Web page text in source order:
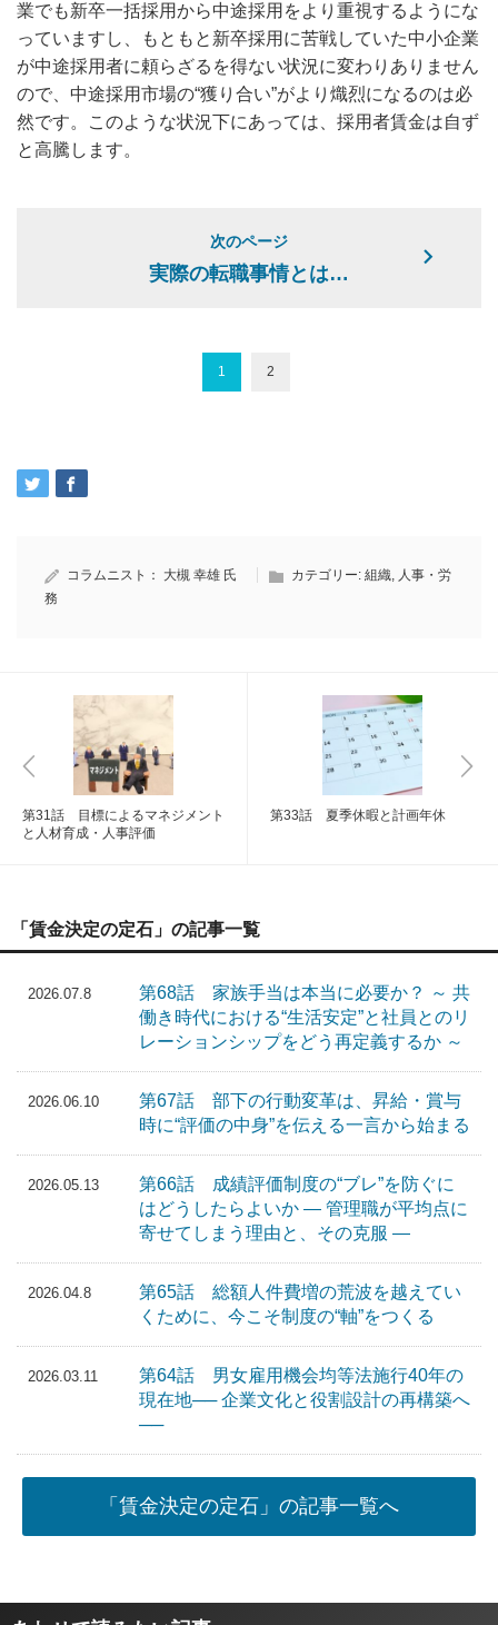
業でも新卒一括採用から中途採用をより重視するようにな
っていますし、もともと新卒採用に苦戦していた中小企業
が中途採用者に頼らざるを得ない状況に変わりありません
ので、中途採用市場の“獲り合い”がより熾烈になるのは必
然です。このような状況下にあっては、採用者賃金は自ず
と高騰します。
次のページ
実際の転職事情とは…
1 2
コラムニスト： 大槻 幸雄 氏 カテゴリー: 組織, 人事・労
務
第31話 目標によるマネジメント
と人材育成・人事評価
第33話 夏季休暇と計画年休
「賃金決定の定石」の記事一覧
2026.07.8
第68話 家族手当は本当に必要か？ ～ 共
働き時代における“生活安定”と社員とのリ
レーションシップをどう再定義するか ～
2026.06.10
第67話 部下の行動変革は、昇給・賞与
時に“評価の中身”を伝える一言から始まる
2026.05.13
第66話 成績評価制度の“ブレ”を防ぐに
はどうしたらよいか ― 管理職が平均点に
寄せてしまう理由と、その克服 ―
2026.04.8
第65話 総額人件費増の荒波を越えてい
くために、今こそ制度の“軸”をつくる
2026.03.11
第64話 男女雇用機会均等法施行40年の
現在地── 企業文化と役割設計の再構築へ
──
「賃金決定の定石」の記事一覧へ